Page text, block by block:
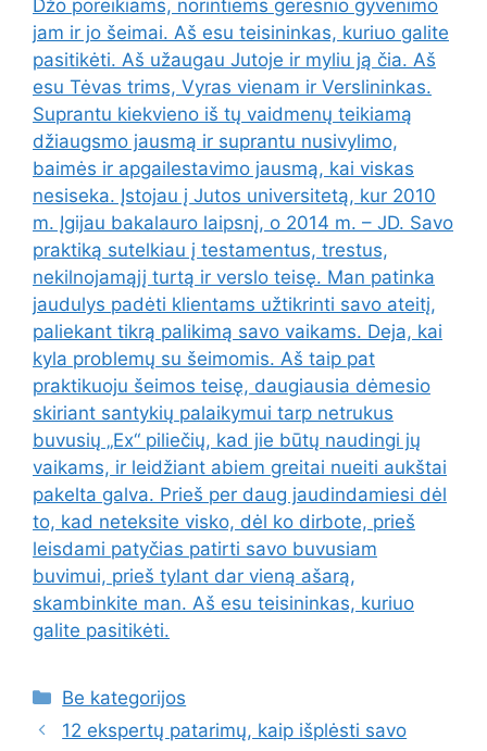
Džo poreikiams, norintiems geresnio gyvenimo
jam ir jo šeimai. Aš esu teisininkas, kuriuo galite
pasitikėti. Aš užaugau Jutoje ir myliu ją čia. Aš
esu Tėvas trims, Vyras vienam ir Verslininkas.
Suprantu kiekvieno iš tų vaidmenų teikiamą
džiaugsmo jausmą ir suprantu nusivylimo,
baimės ir apgailestavimo jausmą, kai viskas
nesiseka. Įstojau į Jutos universitetą, kur 2010
m. Įgijau bakalauro laipsnį, o 2014 m. – JD. Savo
praktiką sutelkiau į testamentus, trestus,
nekilnojamąjį turtą ir verslo teisę. Man patinka
jaudulys padėti klientams užtikrinti savo ateitį,
paliekant tikrą palikimą savo vaikams. Deja, kai
kyla problemų su šeimomis. Aš taip pat
praktikuoju šeimos teisę, daugiausia dėmesio
skiriant santykių palaikymui tarp netrukus
buvusių „Ex“ piliečių, kad jie būtų naudingi jų
vaikams, ir leidžiant abiem greitai nueiti aukštai
pakelta galva. Prieš per daug jaudindamiesi dėl
to, kad neteksite visko, dėl ko dirbote, prieš
leisdami patyčias patirti savo buvusiam
buvimui, prieš tylant dar vieną ašarą,
skambinkite man. Aš esu teisininkas, kuriuo
galite pasitikėti.
Kategorijos
Be kategorijos
12 ekspertų patarimų, kaip išplėsti savo